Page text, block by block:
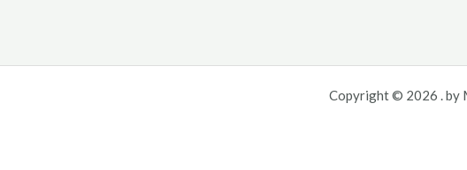
Copyright © 2026 . by